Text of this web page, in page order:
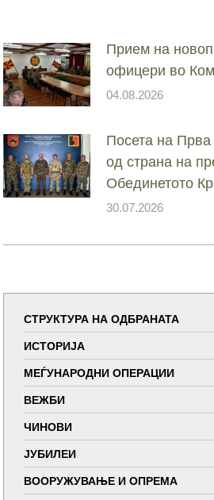
Прием на
офицери во
04.08.2026
Посета на
од страна на
Обединетото
30.07.2026
СТРУКТУРА НА ОДБРАНАТА
ИСТОРИЈА
МЕЃУНАРОДНИ ОПЕРАЦИИ
ВЕЖБИ
ЧИНОВИ
ЈУБИЛЕИ
ВООРУЖУВАЊЕ И ОПРЕМА